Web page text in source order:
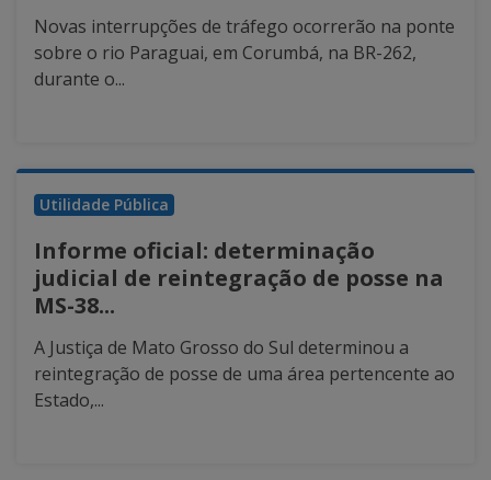
Novas interrupções de tráfego ocorrerão na ponte
sobre o rio Paraguai, em Corumbá, na BR-262,
durante o...
Utilidade Pública
Informe oficial: determinação
judicial de reintegração de posse na
MS-38...
A Justiça de Mato Grosso do Sul determinou a
reintegração de posse de uma área pertencente ao
Estado,...